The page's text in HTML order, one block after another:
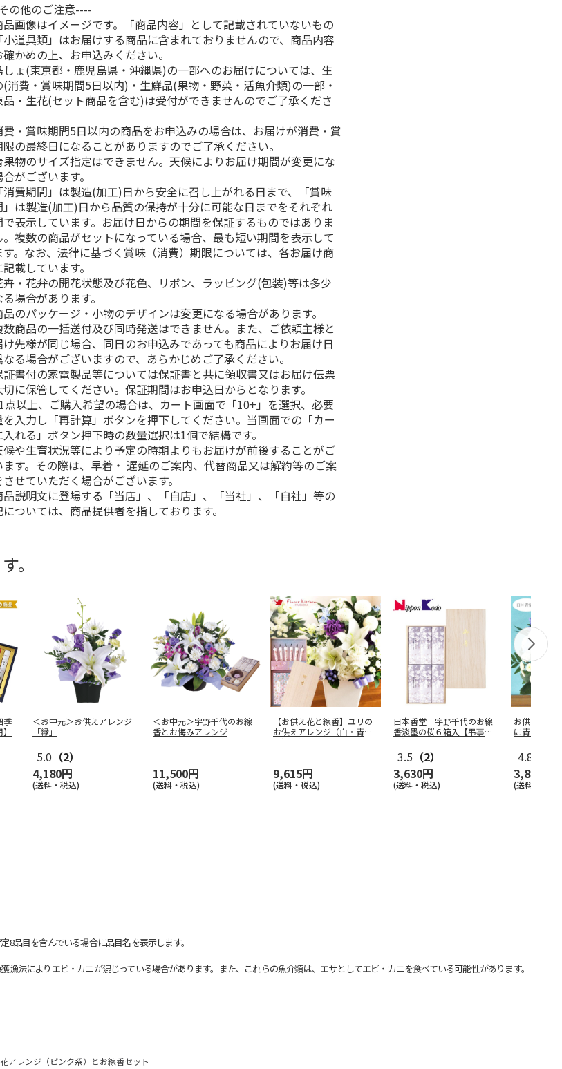
の他のご注意----
画像はイメージです。「商品内容」として記載されていないもの
小道具類」はお届けする商品に含まれておりませんので、商品内容
確かめの上、お申込みください。
ょ(東京都・鹿児島県・沖縄県)の一部へのお届けについては、生
(消費・賞味期間5日以内)・生鮮品(果物・野菜・活魚介類)の一部・
品・生花(セット商品を含む)は受付ができませんのでご了承くださ
・賞味期間5日以内の商品をお申込みの場合は、お届けが消費・賞
限の最終日になることがありますのでご了承ください。
物のサイズ指定はできません。天候によりお届け期間が変更にな
がございます。
費期間」は製造(加工)日から安全に召し上がれる日まで、「賞味
」は製造(加工)日から品質の保持が十分に可能な日までをそれぞれ
で表示しています。お届け日からの期間を保証するものではありま
。複数の商品がセットになっている場合、最も短い期間を表示して
す。なお、法律に基づく賞味（消費）期限については、各お届け商
載しています。
・花弁の開花状態及び花色、リボン、ラッピング(包装)等は多少
場合があります。
のパッケージ・小物のデザインは変更になる場合があります。
商品の一括送付及び同時発送はできません。また、ご依頼主様と
け先様が同じ場合、同日のお申込みであっても商品によりお届け日
なる場合がございますので、あらかじめご了承ください。
書付の家電製品等については保証書と共に領収書又はお届け伝票
切に保管してください。保証期間はお申込日からとなります。
以上、ご購入希望の場合は、カート画面で「10+」を選択、必要
を入力し「再計算」ボタンを押下してください。当画面での「カー
入れる」ボタン押下時の数量選択は1個で結構です。
や生育状況等により予定の時期よりもお届けが前後することがご
ます。その際は、早着・ 遅延のご案内、代替商品又は解約等のご案
せていただく場合がございます。
説明文に登場する「当店」、「自店」、「当社」、「自社」等の
については、商品提供者を指しております。
。
季
＜お中元＞お供えアレンジ
「縁」
5.0 （2）
4,180円
(送料・税込)
＜お中元＞宇野千代のお線
香とお悔みアレンジ
11,500円
(送料・税込)
【お供え花と線香】ユリの
お供えアレンジ（白・青紫
系）＋線香
9,615円
(送料・税込)
日本香堂 宇野千代のお線
香淡墨の桜６箱入【弔事
用】
3.5 （2）
3,630円
(送料・税込)
お供えアレ
に青・紫系
4.8
3,850円
(送料・税込)
品目を含んでいる場合に品目名を表示します。
法によりエビ・カニが混じっている場合があります。また、これらの魚介類は、エサとしてエビ・カニを食べている可能性があります。
アレンジ（ピンク系）とお線香セット